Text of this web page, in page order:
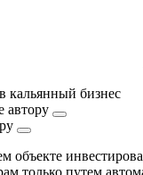
автору
объекте
только путем